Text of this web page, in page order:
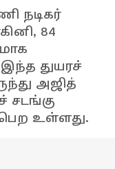
நடிகர்
84
துயரச்
அஜித்
சடங்கு
உள்ளது.